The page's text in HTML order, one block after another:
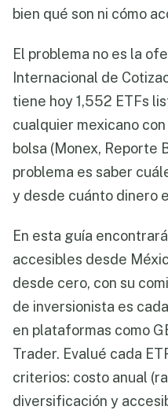
bien qué son ni cómo
El problema no es la
Internacional de
tiene hoy 1,552 ETFs
cualquier mexicano
bolsa (Monex, Reporte
problema es saber
y desde cuánto dinero
En esta guía
accesibles desde
desde cero, con su
de inversionista es
en plataformas como
Trader. Evalué cada
criterios: costo anual
diversificación y